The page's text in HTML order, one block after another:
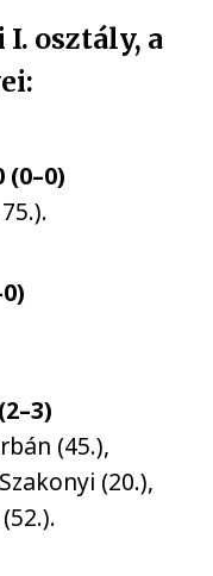
I. osztály, a
(0–0)
(45.),
(20.),